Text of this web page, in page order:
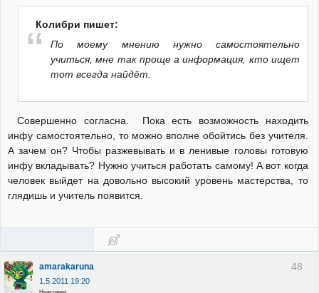
Колибри пишет:
По моему мнению нужно самостоятельно
учиться, мне так проще а информация, кто ищет
тот всегда найдёт.
Совершенно согласна. Пока есть возможность находить
инфу самостоятельно, то можно вполне обойтись без учителя.
А зачем он? Чтобы разжевывать и в ленивые головы готовую
инфу вкладывать? Нужно учиться работать самому! А вот когда
человек выйдет на довольно высокий уровень мастерства, то
глядишь и учитель появится.
48
amarakaruna
1.5.2011 19:20